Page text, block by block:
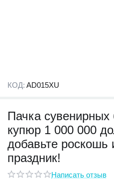
КОД: AD015XU
Пачка сувенирных
купюр 1 000 000
добавьте
праздник!
Написать отзыв